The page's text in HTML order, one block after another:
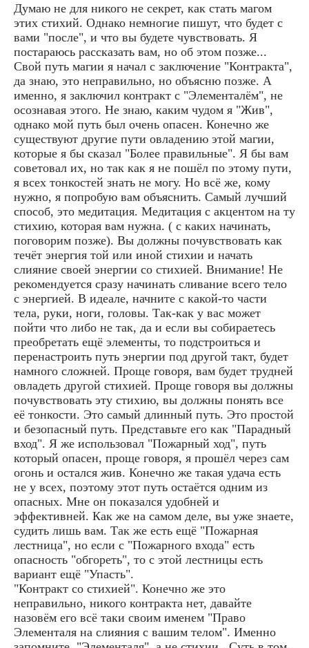
Думаю не для никого не секрет, как стать магом
этих стихий. Однако немногие пишут, что будет с
вами "после", и что вы будете чувствовать. Я
постараюсь рассказать вам, но об этом позже...
Свой путь магии я начал с заключение "Контракта",
да знаю, это неправильно, но объясню позже. А
именно, я заключил контракт с "Элементалём", не
осознавая этого. Не знаю, каким чудом я "Жив",
однако мой путь был очень опасен. Конечно же
существуют другие пути овладению этой магии,
которые я бы сказал "Более правильные". Я бы вам
советовал их, но так как я не пошёл по этому пути,
я всех тонкостей знать не могу. Но всё же, кому
нужно, я попробую вам объяснить. Самый лучший
способ, это медитация. Медитация с акцентом на ту
стихию, которая вам нужна. ( с каких начинать,
поговорим позже). Вы должны почувствовать как
течёт энергия той или иной стихии и начать
слияние своей энергии со стихией. Внимание! Не
рекомендуется сразу начинать сливание всего тело
с энергией. В идеале, начните с какой-то части
тела, руки, ноги, головы. Так-как у вас может
пойти что либо не так, да и если вы собираетесь
преобретать ещё элементы, то подстроиться и
перенастроить путь энергии под другой такт, будет
намного сложней. Проще говоря, вам будет трудней
овладеть другой стихией. Проще говоря вы должны
почувствовать эту стихию, вы должны понять все
её тонкости. Это самый длинный путь. Это простой
и безопасный путь. Представьте его как "Парадный
вход". Я же использовал "Пожарный ход", путь
который опасен, проще говоря, я прошёл через сам
огонь и остался жив. Конечно же такая удача есть
не у всех, поэтому этот путь остаётся одним из
опасных. Мне он показался удобней и
эффективней. Как же на самом деле, вы уже знаете,
судить лишь вам. Так же есть ещё "Пожарная
лестница", но если с "Пожарного входа" есть
опасность "обгореть", то с этой лестницы есть
вариант ещё "Упасть".
"Контракт со стихией". Конечно же это
неправильно, никого контракта нет, давайте
назовём его всё таки своим именем "Право
Элементаля на слияния с вашим телом". Именно